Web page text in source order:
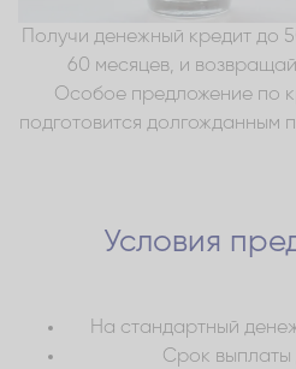
Получи денежный кредит до
60 месяцев, и
Особое предложение по
подготовится долгожданным
Условия
На стандартный
Срок выплаты